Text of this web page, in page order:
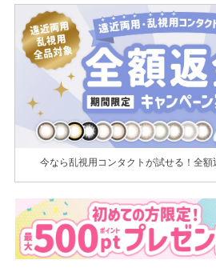
今なら乱視用コンタクトが試せる！全額